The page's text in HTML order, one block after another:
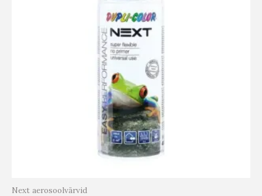
Next aerosoolvärvid